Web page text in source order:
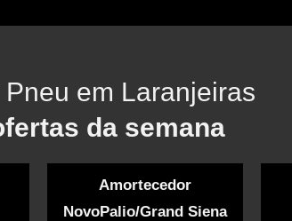
em Laranjeiras
da semana
Amortecedor
NovoPalio/Grand Siena